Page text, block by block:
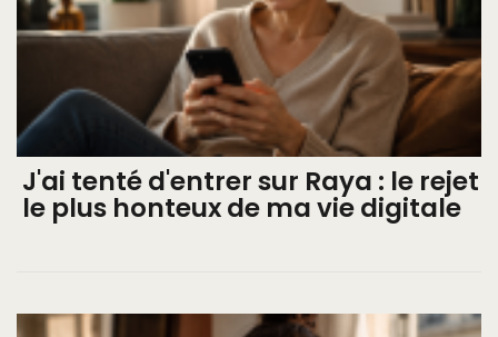
J'ai tenté d'entrer sur Raya : le rejet
le plus honteux de ma vie digitale